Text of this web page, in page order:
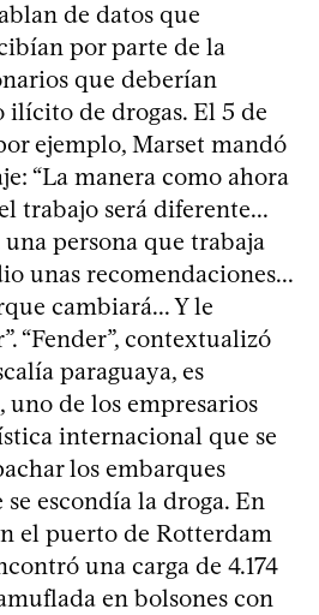
de datos que
por parte de la
que deberían
de drogas. El 5 de
ejemplo, Marset mandó
“La manera como ahora
trabajo será diferente...
una persona que trabaja
unas recomendaciones...
cambiará... Y le
“Fender”, contextualizó
paraguaya, es
de los empresarios
internacional que se
los embarques
se escondía la droga. En
el puerto de Rotterdam
una carga de 4.174
en bolsones con